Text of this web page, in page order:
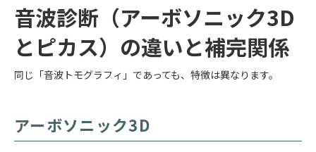
音波診断（アーボソニック3D
とピカス）の違いと補完関係
同じ「音波トモグラフィ」であっても、特徴は異なります。
アーボソニック3D